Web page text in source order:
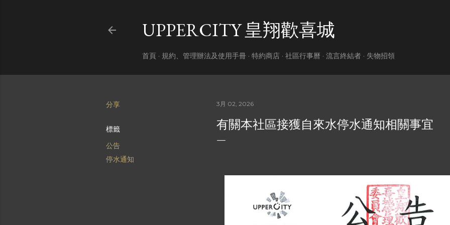
UPPERCITY 皇翔歡喜城
首頁 規約、管理辦法及使用手冊 特約商店 社區行事曆 流言終結者 失物招領
分享
標籤
公告
停水通知
3月 02, 2026
有關本社區接獲自來水停水通知相關事宜